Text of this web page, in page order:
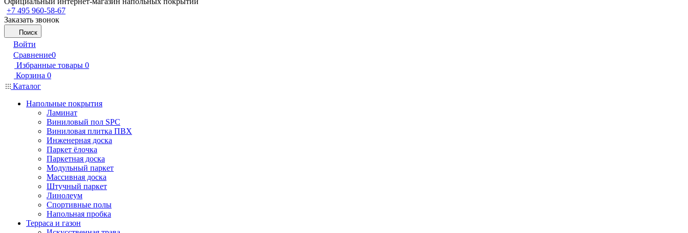
+7 495 960-58-67
Заказать звонок
Поиск
Войти
Сравнение0
Избранные товары 0
Корзина 0
Каталог
Напольные покрытия
Ламинат
Виниловый пол SPC
Виниловая плитка ПВХ
Инженерная доска
Паркет ёлочка
Паркетная доска
Модульный паркет
Массивная доска
Штучный паркет
Линолеум
Спортивные полы
Напольная пробка
Терраса и газон